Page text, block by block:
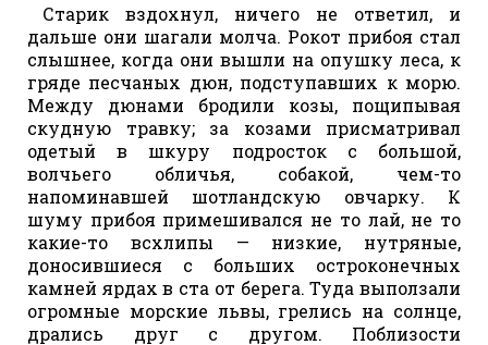
Старик вздохнул, ничего не ответил, и
дальше они шагали молча. Рокот прибоя стал
слышнее, когда они вышли на опушку леса, к
гряде песчаных дюн, подступавших к морю.
Между дюнами бродили козы, пощипывая
скудную травку; за козами присматривал
одетый в шкуру подросток с большой,
волчьего обличья, собакой, чем-то
напоминавшей шотландскую овчарку. К
шуму прибоя примешивался не то лай, не то
какие-то всхлипы — низкие, нутряные,
доносившиеся с больших остроконечных
камней ярдах в ста от берега. Туда выползали
огромные морские львы, грелись на солнце,
дрались друг с другом. Поблизости